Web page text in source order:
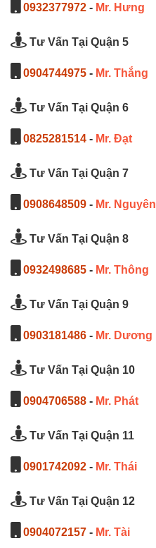
0932377972 - Mr. Hưng
Tư Vấn Tại Quận 5
0904744975 - Mr. Thắng
Tư Vấn Tại Quận 6
0825281514 - Mr. Đạt
Tư Vấn Tại Quận 7
0908648509 - Mr. Nguyên
Tư Vấn Tại Quận 8
0932498685 - Mr. Thông
Tư Vấn Tại Quận 9
0903181486 - Mr. Dương
Tư Vấn Tại Quận 10
0904706588 - Mr. Phát
Tư Vấn Tại Quận 11
0901742092 - Mr. Thái
Tư Vấn Tại Quận 12
0904072157 - Mr. Tài